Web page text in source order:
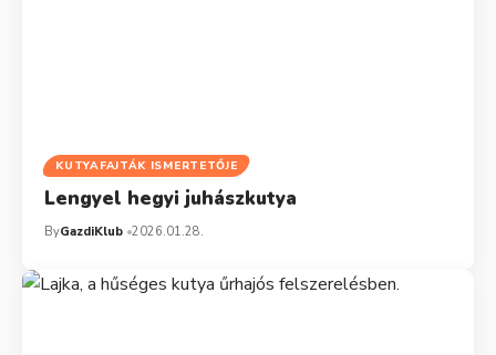
KUTYAFAJTÁK ISMERTETŐJE
Lengyel hegyi juhászkutya
ByGazdiKlub 2026.01.28.